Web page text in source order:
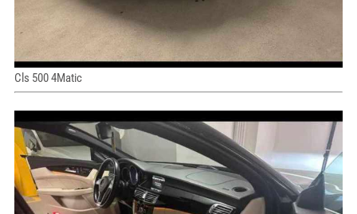
Cls 500 4Matic